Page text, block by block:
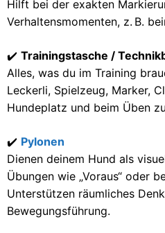
Hilft bei der exakten
Verhaltensmomenten, z. B.
✔️ Trainingstasche /
Alles, was du im Training
Leckerli, Spielzeug, Marker,
Hundeplatz und beim Üben
✔️ Pylonen
Dienen deinem Hund als
Übungen wie „Voraus“ oder
Unterstützen räumliches
Bewegungsführung.